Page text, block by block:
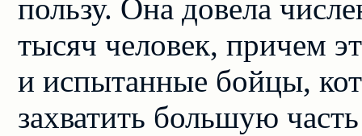
пользу. Она довела
тысяч человек, причем
и испытанные бойцы,
захватить большую